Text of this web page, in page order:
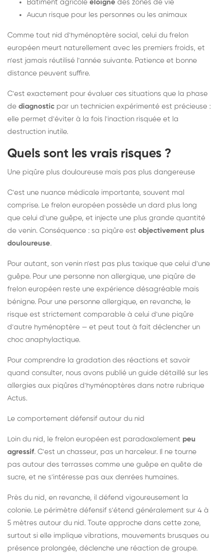
Bâtiment agricole éloigné des zones de vie
Aucun risque pour les personnes ou les animaux
Comme tout nid d'hyménoptère social, celui du frelon
européen meurt naturellement avec les premiers froids, et
n'est jamais réutilisé l'année suivante. Patience et bonne
distance peuvent suffire.
C'est exactement pour évaluer ces situations que la phase
de diagnostic par un technicien expérimenté est précieuse :
elle permet d'éviter à la fois l'inaction risquée et la
destruction inutile.
Quels sont les vrais risques ?
Une piqûre plus douloureuse mais pas plus dangereuse
C'est une nuance médicale importante, souvent mal
comprise. Le frelon européen possède un dard plus long
que celui d'une guêpe, et injecte une plus grande quantité
de venin. Conséquence : sa piqûre est objectivement plus
douloureuse.
Pour autant, son venin n'est pas plus toxique que celui d'une
guêpe. Pour une personne non allergique, une piqûre de
frelon européen reste une expérience désagréable mais
bénigne. Pour une personne allergique, en revanche, le
risque est strictement comparable à celui d'une piqûre
d'autre hyménoptère — et peut tout à fait déclencher un
choc anaphylactique.
Pour comprendre la gradation des réactions et savoir
quand consulter, nous avons publié un guide détaillé sur les
allergies aux piqûres d'hyménoptères dans notre rubrique
Actus.
Le comportement défensif autour du nid
Loin du nid, le frelon européen est paradoxalement peu
agressif. C'est un chasseur, pas un harceleur. Il ne tourne
pas autour des terrasses comme une guêpe en quête de
sucre, et ne s'intéresse pas aux denrées humaines.
Près du nid, en revanche, il défend vigoureusement la
colonie. Le périmètre défensif s'étend généralement sur 4 à
5 mètres autour du nid. Toute approche dans cette zone,
surtout si elle implique vibrations, mouvements brusques ou
présence prolongée, déclenche une réaction de groupe.